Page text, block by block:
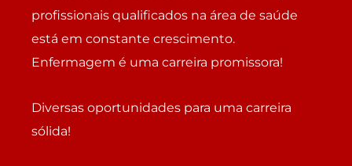
profissionais qualificados na área de saúde
está em constante crescimento.
Enfermagem é uma carreira promissora!
Diversas oportunidades para uma carreira
sólida!